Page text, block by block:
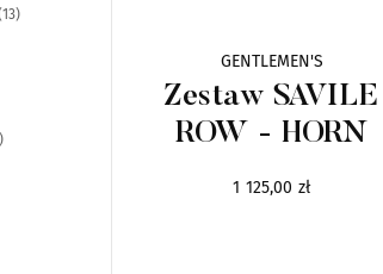
13
GENTLEMEN'S
Zestaw SAVILE
ROW - HORN
1 125,00 zł